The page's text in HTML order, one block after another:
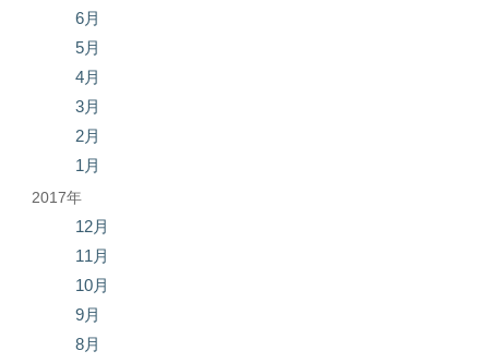
6月
5月
4月
3月
2月
1月
2017年
12月
11月
10月
9月
8月